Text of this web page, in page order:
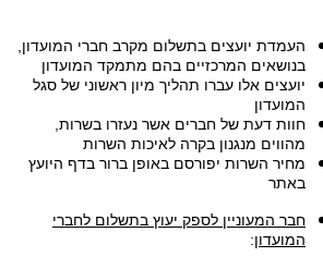
העמדת יועצים בתשלום מקרב חברי המועדון,
בנושאים המרכזיים בהם מתמקד המועדון
יועצים אלו עברו תהליך מיון ראשוני של סגל
המועדון
חוות דעת של חברים אשר נעזרו בשרות,
מהווים מנגנון בקרה לאיכות השרות
מחיר השרות יפורסם באופן ברור בדף היועץ
באתר
חבר המעוניין לספק יעוץ בתשלום לחברי
המועדון: